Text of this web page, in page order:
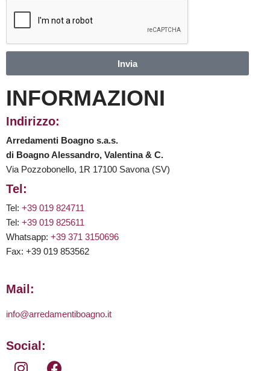
Invia
INFORMAZIONI
Indirizzo:
Arredamenti Boagno s.a.s.
di Boagno Alessandro, Valentina & C.
Via Pozzobonello, 1R 17100 Savona (SV)
Tel:
Tel: +39 019 824711
Tel: +39 019 825611
Whatsapp: +39 371 3150696
Fax: +39 019 853562
Mail:
info@arredamentiboagno.it
Social: